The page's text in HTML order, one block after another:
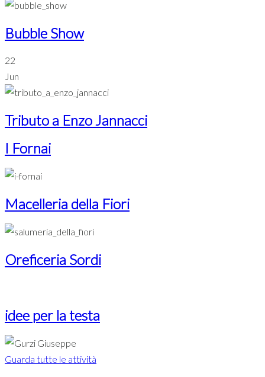
Bubble Show
22
Jun
Tributo a Enzo Jannacci
I Fornai
Macelleria della Fiori
Oreficeria Sordi
idee per la testa
Guarda tutte le attività